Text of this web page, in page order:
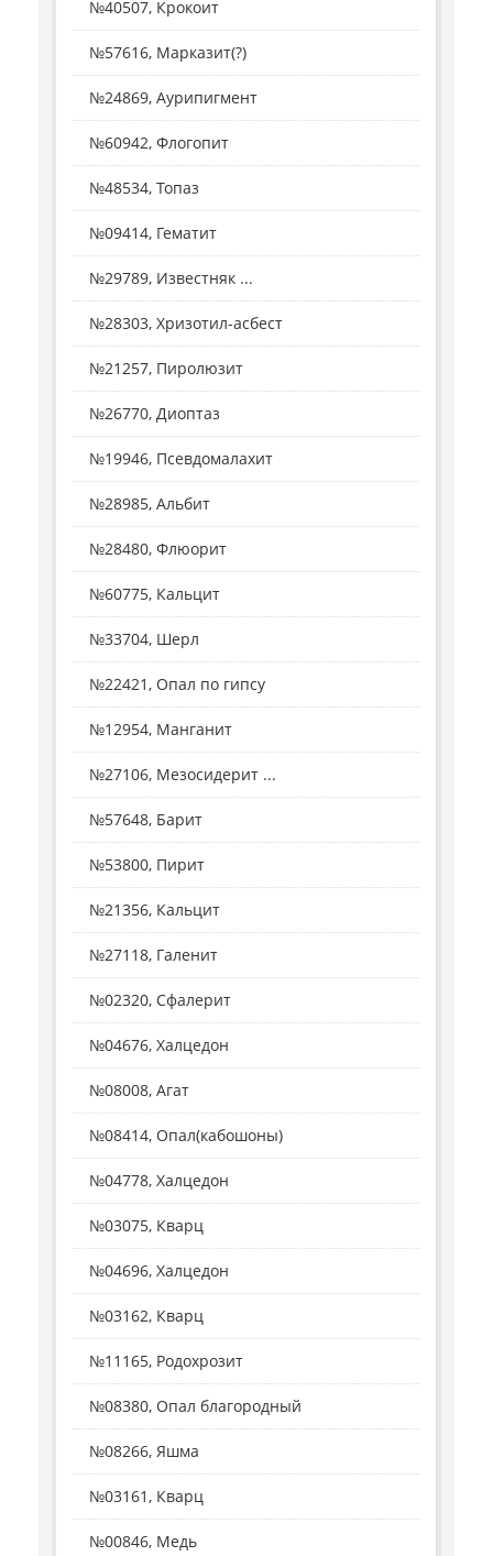
№40507, Крокоит
№57616, Марказит(?)
№24869, Аурипигмент
№60942, Флогопит
№48534, Топаз
№09414, Гематит
№29789, Известняк ...
№28303, Хризотил-асбест
№21257, Пиролюзит
№26770, Диоптаз
№19946, Псевдомалахит
№28985, Альбит
№28480, Флюорит
№60775, Кальцит
№33704, Шерл
№22421, Опал по гипсу
№12954, Манганит
№27106, Мезосидерит ...
№57648, Барит
№53800, Пирит
№21356, Кальцит
№27118, Галенит
№02320, Сфалерит
№04676, Халцедон
№08008, Агат
№08414, Опал(кабошоны)
№04778, Халцедон
№03075, Кварц
№04696, Халцедон
№03162, Кварц
№11165, Родохрозит
№08380, Опал благородный
№08266, Яшма
№03161, Кварц
№00846, Медь